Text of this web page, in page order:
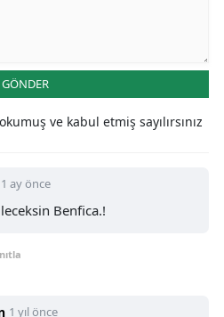
GÖNDER
okumuş ve kabul etmiş sayılırsınız
ay önce
Benfica.!
1 yıl önce